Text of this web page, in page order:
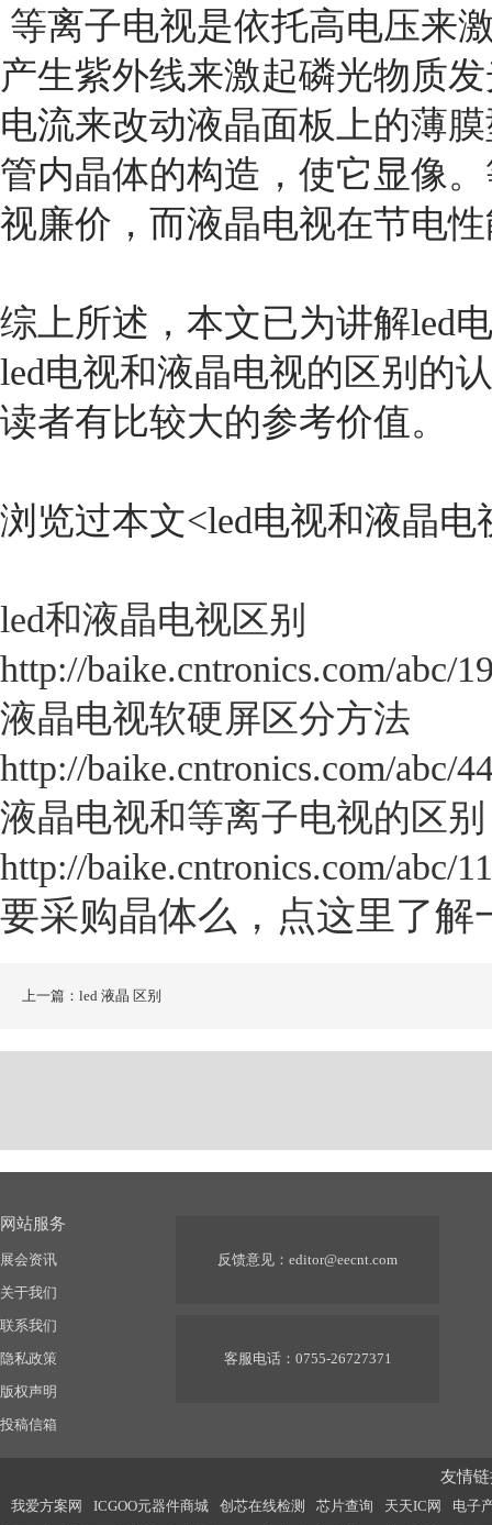
等离子电视是依托高电压来
产生紫外线来激起磷光物质
电流来改动液晶面板上的薄
管内晶体的构造，使它显像
视廉价，而液晶电视在节电
综上所述，本文已为讲解led
led电视和液晶电视的区别的
读者有比较大的参考价值。
浏览过本文<led电视和液晶电
led和液晶电视区别
http://baike.cntronics.com/abc/
液晶电视软硬屏区分方法
http://baike.cntronics.com/abc/
液晶电视和等离子电视的区
http://baike.cntronics.com/abc/
要采购晶体么，点这里了解
上一篇：led 液晶 区别
网站服务
展会资讯
关于我们
联系我们
隐私政策
版权声明
投稿信箱
反馈意见： editor@eecnt.com
客服电话：0755-26727371
友情
我爱方案网 ICGOO元器件商城 创芯在线检测 芯片查询 天天IC网
电子